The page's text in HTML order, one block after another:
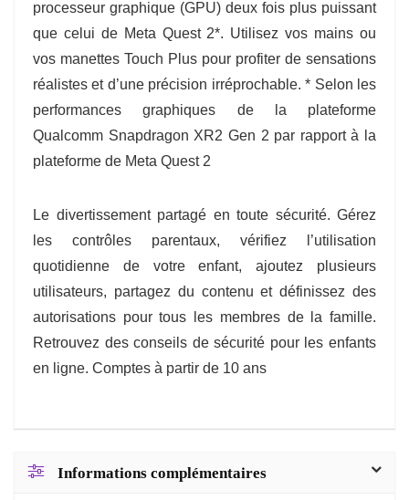
processeur graphique (GPU) deux fois plus puissant
que celui de Meta Quest 2*. Utilisez vos mains ou
vos manettes Touch Plus pour profiter de sensations
réalistes et d’une précision irréprochable. * Selon les
performances graphiques de la plateforme
Qualcomm Snapdragon XR2 Gen 2 par rapport à la
plateforme de Meta Quest 2
Le divertissement partagé en toute sécurité. Gérez
les contrôles parentaux, vérifiez l’utilisation
quotidienne de votre enfant, ajoutez plusieurs
utilisateurs, partagez du contenu et définissez des
autorisations pour tous les membres de la famille.
Retrouvez des conseils de sécurité pour les enfants
en ligne. Comptes à partir de 10 ans
Informations complémentaires